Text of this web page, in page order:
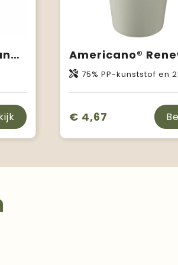
BRACE - Dubbelwandige drinkbeker
75% PP-kunststof en 25% Suikerriet-
€ 4,67